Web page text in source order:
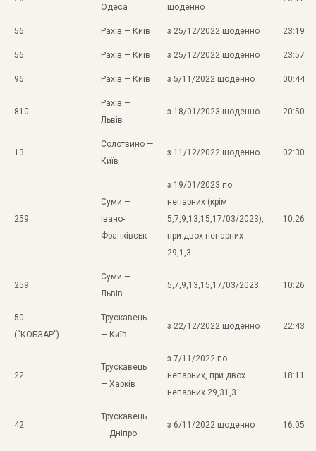
Одеса
щоденно
56 Рахів — Київ з 25/12/2022 щоденно 23:19
56 Рахів — Київ з 25/12/2022 щоденно 23:57
96 Рахів — Київ з 5/11/2022 щоденно 00:44
810
Рахів —
Львів
з 18/01/2023 щоденно 20:50
13
Солотвино —
Київ
з 11/12/2022 щоденно 02:30
259
Суми —
Івано-
Франківськ
з 19/01/2023 по
непарних (крім
5,7,9,13,15,17/03/2023),
при двох непарних
29,1,3
10:26
259
Суми —
Львів
5,7,9,13,15,17/03/2023 10:26
50
(“КОБЗАР”)
Трускавець
— Київ
з 22/12/2022 щоденно 22:43
22
Трускавець
— Харків
з 7/11/2022 по
непарних, при двох
непарних 29,31,3
18:11
42
Трускавець
— Дніпро
з 6/11/2022 щоденно 16:05